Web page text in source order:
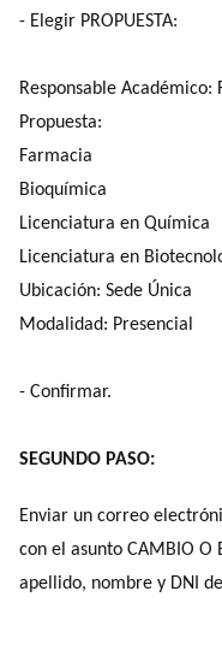
- Elegir PROPUESTA:
Responsable
Propuesta:
Farmacia
Bioquímica
Licenciatura en Química
Licenciatura en
Ubicación: Sede Única
Modalidad: Presencial
- Confirmar.
SEGUNDO PASO:
Enviar un correo
con el asunto CAMBIO O
apellido, nombre y DNI